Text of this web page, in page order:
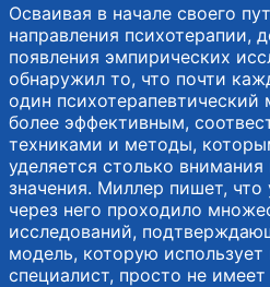
Осваивая в начале своего
направления психотерапии,
появления эмпирических
обнаружил то, что почти
один психотерапевтический
более эффективным,
техниками и методы,
уделяется столько
значения. Миллер пишет, что
через него проходило
исследований,
модель, которую
специалист, просто не имеет